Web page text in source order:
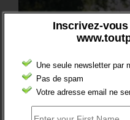
Inscrivez-
Une seule newsletter par
Pas de spam
Votre adresse email ne